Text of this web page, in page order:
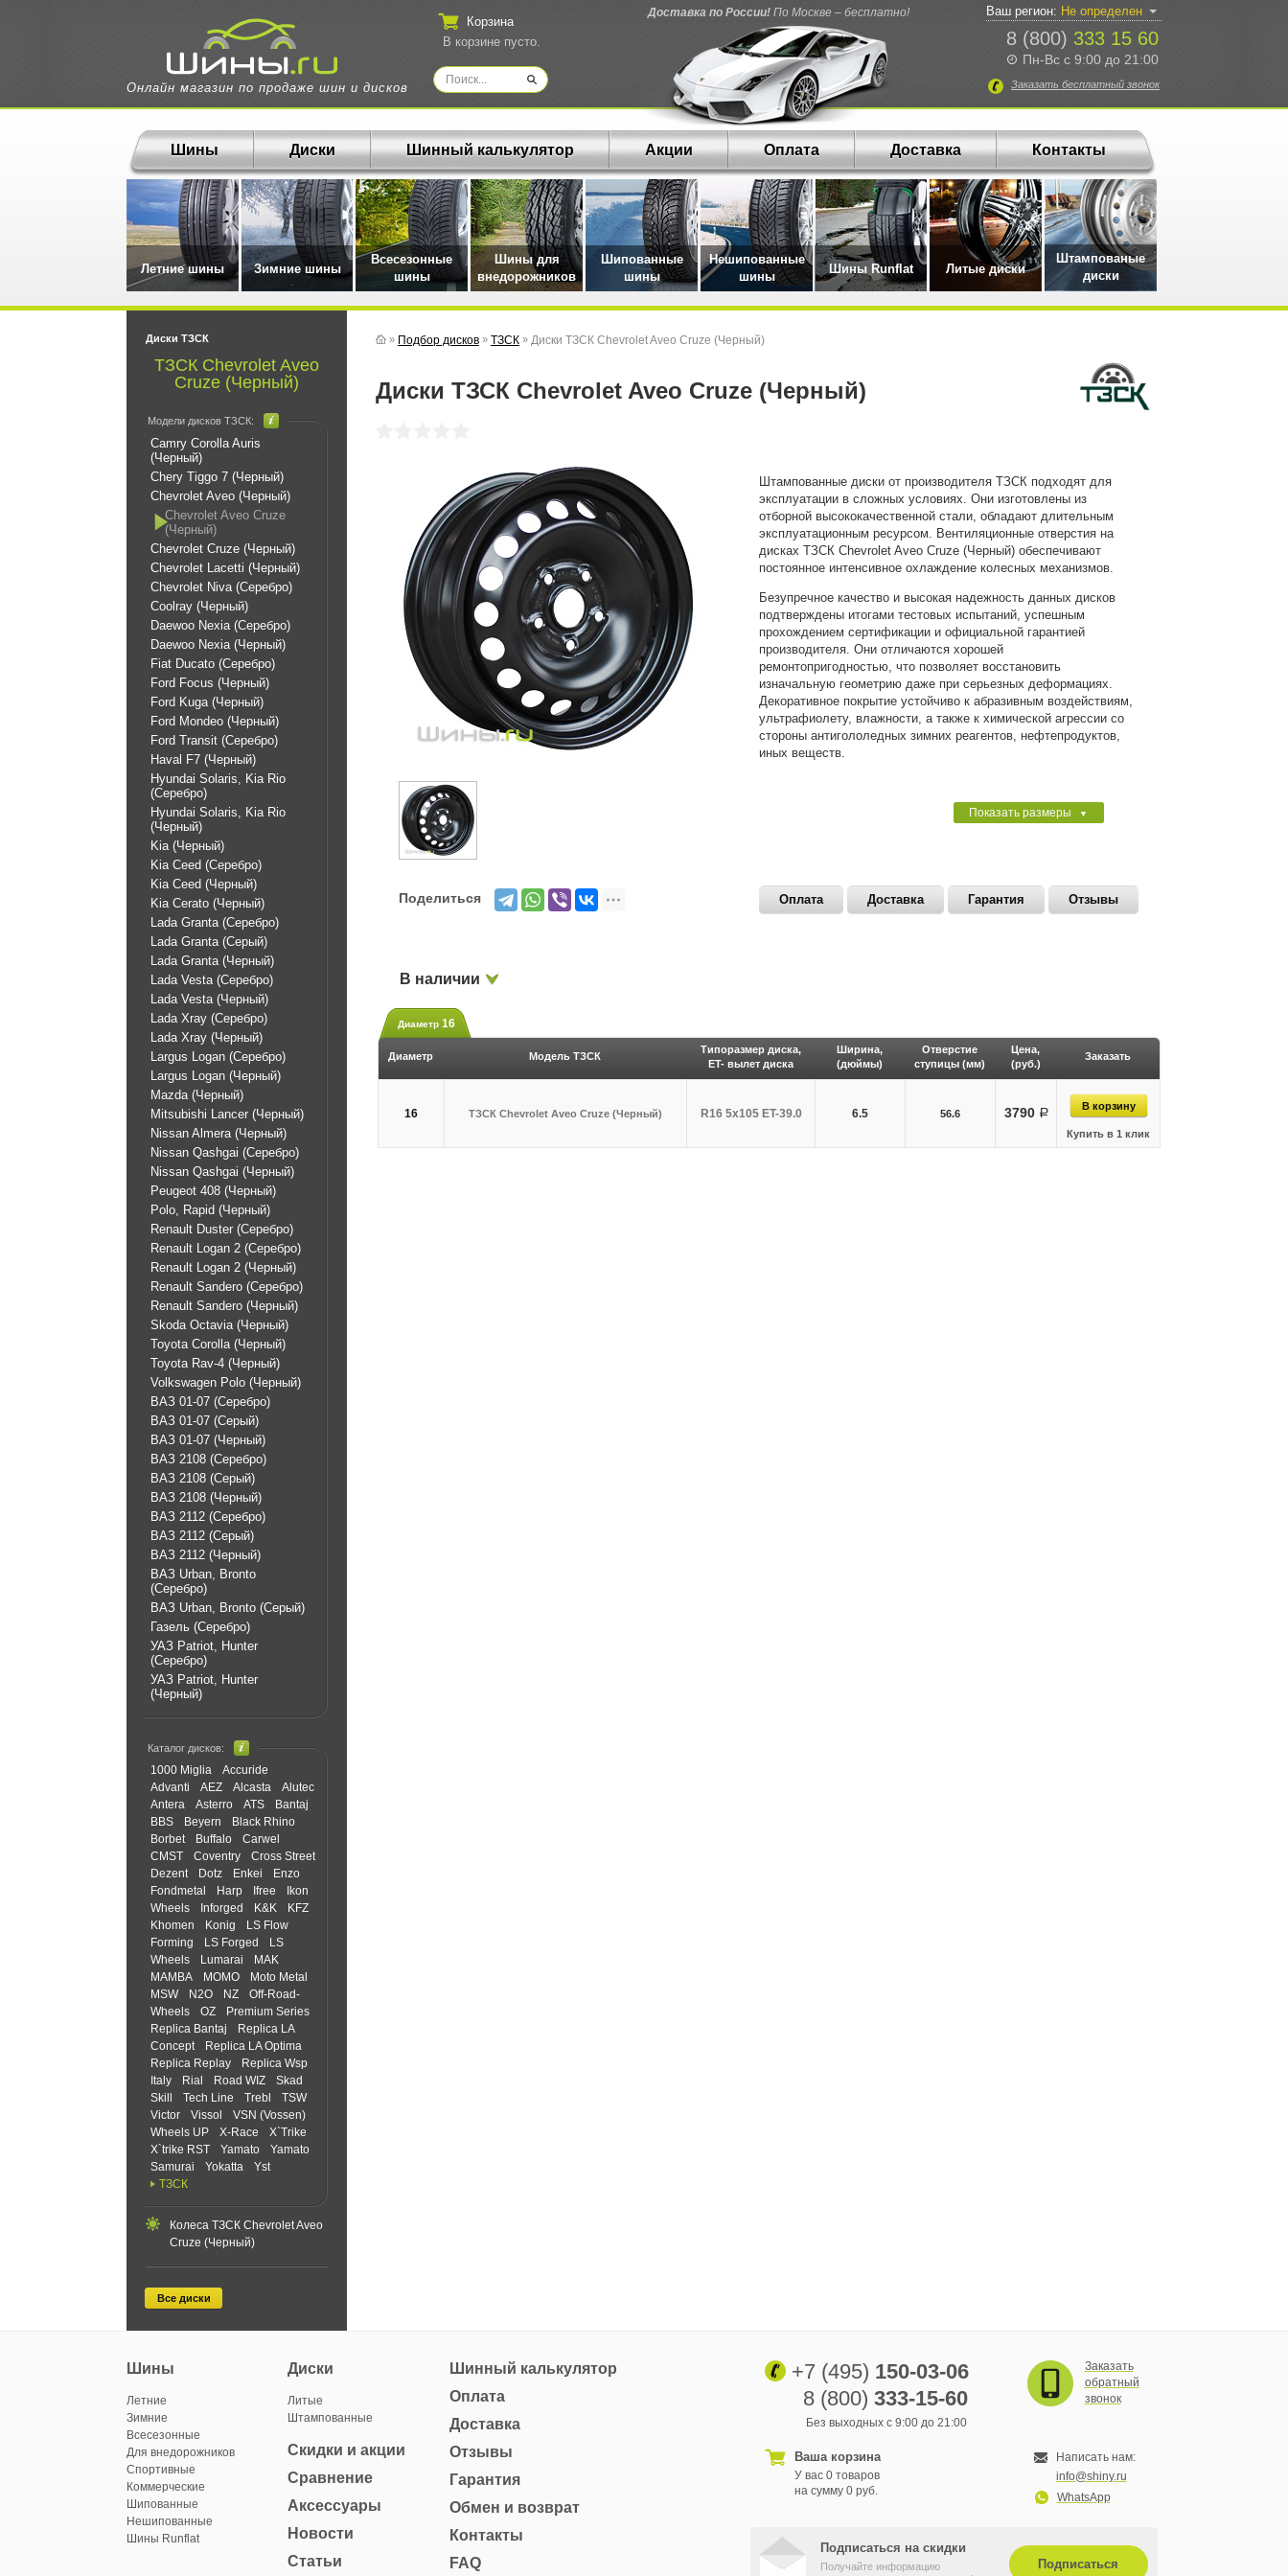
Онлайн магазин по продаже шин и дисков
Доставка по России! По Москве – бесплатно!
8 (800) 333 15 60
Пн-Вс с 9:00 до 21:00
Заказать бесплатный звонок
Корзина
В корзине пусто.
Ваш регион: Не определен
Шины Диски Шинный калькулятор Акции Оплата Доставка Контакты
Летние шины Зимние шины
Всесезонные
шины
Шины для
внедорожников
Шипованные
шины
Нешипованные
шины
Шины Runflat Литые диски
Штампованые
диски
Диски ТЗСК
ТЗСК Chevrolet Aveo
Cruze (Черный)
Модели дисков ТЗСК:
Camry Corolla Auris
(Черный)
Chery Tiggo 7 (Черный)
Chevrolet Aveo (Черный)
Chevrolet Aveo Cruze
(Черный)
Chevrolet Cruze (Черный)
Chevrolet Lacetti (Черный)
Chevrolet Niva (Серебро)
Coolray (Черный)
Daewoo Nexia (Серебро)
Daewoo Nexia (Черный)
Fiat Ducato (Серебро)
Ford Focus (Черный)
Ford Kuga (Черный)
Ford Mondeo (Черный)
Ford Transit (Серебро)
Haval F7 (Черный)
Hyundai Solaris, Kia Rio
(Серебро)
Hyundai Solaris, Kia Rio
(Черный)
Kia (Черный)
Kia Ceed (Серебро)
Kia Ceed (Черный)
Kia Cerato (Черный)
Lada Granta (Серебро)
Lada Granta (Серый)
Lada Granta (Черный)
Lada Vesta (Серебро)
Lada Vesta (Черный)
Lada Xray (Серебро)
Lada Xray (Черный)
Largus Logan (Серебро)
Largus Logan (Черный)
Mazda (Черный)
Mitsubishi Lancer (Черный)
Nissan Almera (Черный)
Nissan Qashgai (Серебро)
Nissan Qashgai (Черный)
Peugeot 408 (Черный)
Polo, Rapid (Черный)
Renault Duster (Серебро)
Renault Logan 2 (Серебро)
Renault Logan 2 (Черный)
Renault Sandero (Серебро)
Renault Sandero (Черный)
Skoda Octavia (Черный)
Toyota Corolla (Черный)
Toyota Rav-4 (Черный)
Volkswagen Polo (Черный)
ВАЗ 01-07 (Серебро)
ВАЗ 01-07 (Серый)
ВАЗ 01-07 (Черный)
ВАЗ 2108 (Серебро)
ВАЗ 2108 (Серый)
ВАЗ 2108 (Черный)
ВАЗ 2112 (Серебро)
ВАЗ 2112 (Серый)
ВАЗ 2112 (Черный)
ВАЗ Urban, Bronto
(Серебро)
ВАЗ Urban, Bronto (Серый)
Газель (Серебро)
УАЗ Patriot, Hunter
(Серебро)
УАЗ Patriot, Hunter
(Черный)
Каталог дисков:
1000 Miglia
Accuride
Advanti
AEZ Alcasta
Alutec
Antera
Asterro ATS
Bantaj
BBS
Beyern
Black Rhino
Borbet
Buffalo
Carwel
CMST
Coventry
Cross Street
Dezent
Dotz Enkei
Enzo
Fondmetal
Harp Ifree
Ikon
Wheels
Inforged K&K
KFZ
Khomen
Konig
LS Flow
Forming
LS Forged
LS
Wheels
Lumarai
MAK
MAMBA
MOMO
Moto Metal
MSW
N2O NZ
Off-Road-
Wheels
OZ
Premium Series
Replica Bantaj
Replica LA
Concept
Replica LA Optima
Replica Replay
Replica Wsp
Italy
Rial Road WIZ
Skad
Skill
Tech Line Trebl
TSW
Victor
Vissol
VSN (Vossen)
Wheels UP
X-Race
X`Trike
X`trike RST
Yamato
Yamato
Samurai
Yokatta
Yst
ТЗСК
Колеса ТЗСК Chevrolet Aveo
Cruze (Черный)
Все диски
» Подбор дисков » ТЗСК » Диски ТЗСК Chevrolet Aveo Cruze (Черный)
Диски ТЗСК Chevrolet Aveo Cruze (Черный)
Поделиться
Штампованные диски от производителя ТЗСК подходят для
эксплуатации в сложных условиях. Они изготовлены из
отборной высококачественной стали, обладают длительным
эксплуатационным ресурсом. Вентиляционные отверстия на
дисках ТЗСК Chevrolet Aveo Cruze (Черный) обеспечивают
постоянное интенсивное охлаждение колесных механизмов.
Безупречное качество и высокая надежность данных дисков
подтверждены итогами тестовых испытаний, успешным
прохождением сертификации и официальной гарантией
производителя. Они отличаются хорошей
ремонтопригодностью, что позволяет восстановить
изначальную геометрию даже при серьезных деформациях.
Декоративное покрытие устойчиво к абразивным воздействиям,
ультрафиолету, влажности, а также к химической агрессии со
стороны антигололедных зимних реагентов, нефтепродуктов,
иных веществ.
Показать размеры ▼
Оплата Доставка Гарантия Отзывы
В наличии
Диаметр 16
Диаметр Модель ТЗСК
Типоразмер диска,
ET- вылет диска
Ширина,
(дюймы)
Отверстие
ступицы (мм)
Цена,
(руб.)
Заказать
16 ТЗСК Chevrolet Aveo Cruze (Черный) R16 5x105 ET-39.0 6.5 56.6 3790 руб.
Шины
Летние
Зимние
Всесезонные
Для внедорожников
Спортивные
Коммерческие
Шипованные
Нешипованные
Шины Runflat
Диски
Литые
Штампованные
Скидки и акции
Сравнение
Аксессуары
Новости
Статьи
Шинный калькулятор
Оплата
Доставка
Отзывы
Гарантия
Обмен и возврат
Контакты
FAQ
+7 (495) 150-03-06
8 (800) 333-15-60
Без выходных с 9:00 до 21:00
Ваша корзина
У вас 0 товаров
на сумму 0 руб.
Заказать
обратный
звонок
Написать нам:
info@shiny.ru
WhatsApp
Подписаться на скидки
Получайте информацию
Подписаться